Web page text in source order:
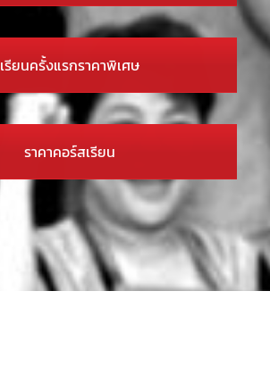
เรียนครั้งแรกราคาพิเศษ
ราคาคอร์สเรียน